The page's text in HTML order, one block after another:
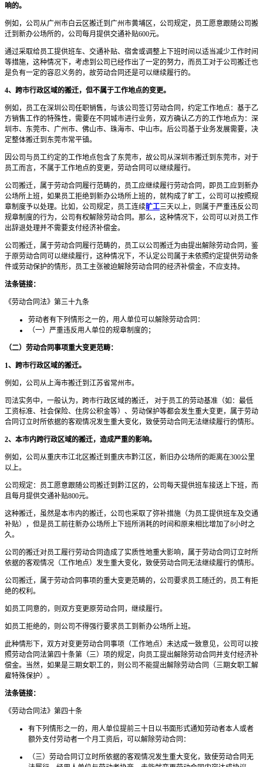
响的。
例如，公司从广州市白云区搬迁到广州市黄埔区，公司规定，员工愿意跟随公司搬
迁到新办公场所的，公司每月提供交通补贴600元。
通过采取给员工提供班车、交通补贴、宿舍或调整上下班时间以适当减少工作时间
等措施，这种情况下，考虑到公司已经作出了一定的努力，而员工对于公司搬迁也
是负有一定的容忍义务的，故劳动合同还是可以继续履行的。
4、跨市行政区域的搬迁，但不属于工作地点的变更。
例如，员工在深圳公司任职销售，与该公司签订劳动合同，约定工作地点：基于乙
方销售工作的特殊性，需要在不同城市进行业务，双方确认乙方的工作地点为：深
圳市、东莞市、广州市、佛山市、珠海市、中山市。后公司基于业务发展需要，决
定整体搬迁到东莞市常平镇。
因公司与员工约定的工作地点包含了东莞市，故公司从深圳市搬迁到东莞市，对于
员工而言，不属于工作地点的变更，劳动合同可以继续履行。
公司搬迁，属于劳动合同履行范畴的，员工应继续履行劳动合同，即员工应到新办
公场所上班，如果员工拒绝到新办公场所上班的，就构成了旷工，公司可以按照规
章制度予以处理。比如，公司规定，员工连续旷工三天以上，则属于严重违反公司
规章制度的行为，公司有权解除劳动合同。那么，这种情况下，公司可以对员工作
出辞退处理并不需要支付经济补偿金。
公司搬迁，属于劳动合同履行范畴的，员工以公司搬迁为由提出解除劳动合同，鉴
于原劳动合同可以继续履行，这种情况下，不认定公司属于未依照约定提供劳动条
件或劳动保护的情形，员工主张被迫解除劳动合同的经济补偿金，不应支持。
法条链接：
《劳动合同法》第三十九条
劳动者有下列情形之一的，用人单位可以解除劳动合同：
（一）严重违反用人单位的规章制度的；
（二）劳动合同事项重大变更范畴：
1、跨市行政区域的搬迁。
例如，公司从上海市搬迁到江苏省常州市。
司法实务中，一般认为，跨市行政区域的搬迁， 对于员工的劳动基准（如：最低
工资标准、社会保险、住房公积金等）、劳动保护等都会发生重大变更，属于劳动
合同订立时所依据的客观情况发生重大变化，致使劳动合同无法继续履行的情形。
2、本市内跨行政区域的搬迁，造成严重的影响。
例如，公司从重庆市江北区搬迁到重庆市黔江区，新旧办公场所的距离在300公里
以上。
公司规定：员工愿意跟随公司搬迁到黔江区的，公司每天提供班车接送上下班，而
且每月提供交通补贴800元。
这种搬迁，虽然是本市内的搬迁，公司也采取了弥补措施（为员工提供班车及交通
补贴），但是员工前往新办公场所上下班所消耗的时间和原来相比增加了8小时之
久。
公司的搬迁对员工履行劳动合同造成了实质性地重大影响，属于劳动合同订立时所
依据的客观情况（工作地点）发生重大变化，致使劳动合同无法继续履行的情形。
公司搬迁，属于劳动合同事项的重大变更范畴的，公司要求员工随迁的，员工有拒
绝的权利。
如员工同意的，则双方变更原劳动合同，继续履行。
如员工拒绝的，则公司不得强行要求员工到新办公场所上班。
此种情形下，双方对变更劳动合同事项（工作地点）未达成一致意见，公司可以按
照劳动合同法第四十条第（三）项的规定，向员工提出解除劳动合同并支付经济补
偿金。当然，如果是三期女职工的，则公司不能提出解除劳动合同（三期女职工解
雇特殊保护）。
法条链接：
《劳动合同法》第四十条
有下列情形之一的，用人单位提前三十日以书面形式通知劳动者本人或者
额外支付劳动者一个月工资后，可以解除劳动合同：
（三）劳动合同订立时所依据的客观情况发生重大变化，致使劳动合同无